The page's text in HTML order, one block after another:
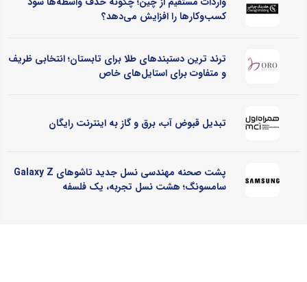
کسب‌وکارها را افزایش می‌دهد؟
ترند ترین دستبندهای طلا برای تابستان؛ انتخابی ظریف
و متفاوت برای استایل‌های خاص
تبدیل قبوض آب، برق و گاز به اینترنت رایگان
پشت صحنه مهندسی نسل جدید تاشوهای Galaxy Z
سامسونگ؛ هشت نسل تجربه، یک فلسفه